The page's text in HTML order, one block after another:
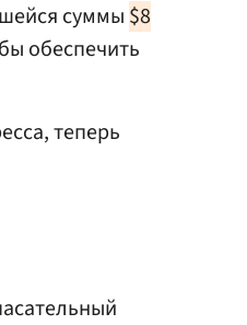
суммы $8
обеспечить
теперь